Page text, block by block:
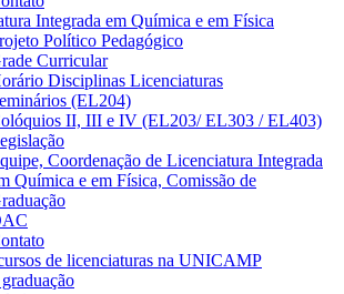
Integrada em Química e em Física
Político Pedagógico
Curricular
Disciplinas Licenciaturas
(EL204)
II, III e IV (EL203/ EL303 / EL403)
Coordenação de Licenciatura Integrada
Química e em Física, Comissão de
de licenciaturas na UNICAMP